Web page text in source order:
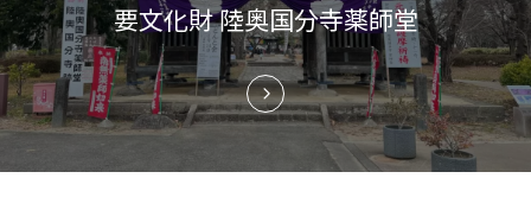
要文化財 陸奥国分寺薬師堂